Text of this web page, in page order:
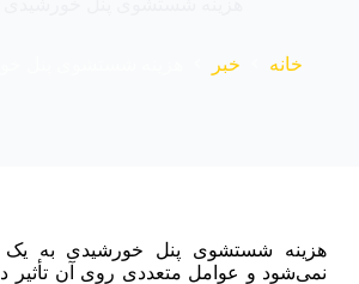
خانه خبر
هزینه شستشوی پنل خورشیدی به یک
نمی‌شود و عوامل متعددی روی آن تأثیر